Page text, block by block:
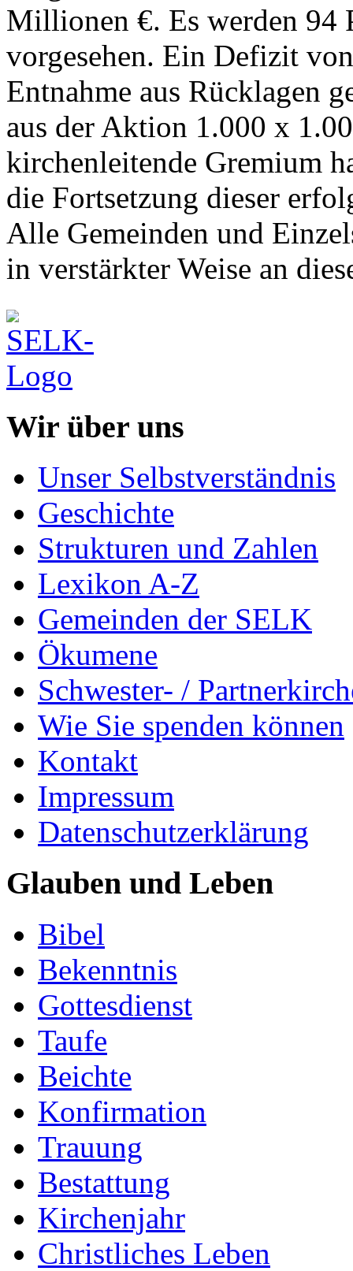
Millionen €. Es werden 94
vorgesehen. Ein Defizit
Entnahme aus Rücklagen
aus der Aktion 1.000 x
kirchenleitende Gremium
die Fortsetzung dieser
Alle Gemeinden und
in verstärkter Weise an
Wir über uns
Unser Selbstverständnis
Geschichte
Strukturen und Zahlen
Lexikon A-Z
Gemeinden der SELK
Ökumene
Schwester- /
Wie Sie spenden können
Kontakt
Impressum
Datenschutzerklärung
Glauben und Leben
Bibel
Bekenntnis
Gottesdienst
Taufe
Beichte
Konfirmation
Trauung
Bestattung
Kirchenjahr
Christliches Leben